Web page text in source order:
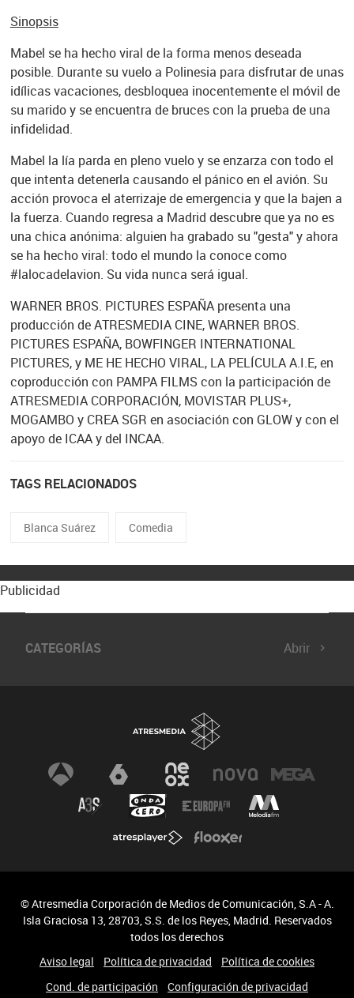
Sinopsis
Mabel se ha hecho viral de la forma menos deseada
posible. Durante su vuelo a Polinesia para disfrutar de unas
idílicas vacaciones, desbloquea inocentemente el móvil de
su marido y se encuentra de bruces con la prueba de una
infidelidad.
Mabel la lía parda en pleno vuelo y se enzarza con todo el
que intenta detenerla causando el pánico en el avión. Su
acción provoca el aterrizaje de emergencia y que la bajen a
la fuerza. Cuando regresa a Madrid descubre que ya no es
una chica anónima: alguien ha grabado su "gesta" y ahora
se ha hecho viral: todo el mundo la conoce como
#lalocadelavion. Su vida nunca será igual.
WARNER BROS. PICTURES ESPAÑA presenta una
producción de ATRESMEDIA CINE, WARNER BROS.
PICTURES ESPAÑA, BOWFINGER INTERNATIONAL
PICTURES, y ME HE HECHO VIRAL, LA PELÍCULA A.I.E, en
coproducción con PAMPA FILMS con la participación de
ATRESMEDIA CORPORACIÓN, MOVISTAR PLUS+,
MOGAMBO y CREA SGR en asociación con GLOW y con el
apoyo de ICAA y del INCAA.
TAGS RELACIONADOS
Blanca Suárez Comedia
Publicidad
CATEGORÍAS Abrir
© Atresmedia Corporación de Medios de Comunicación, S.A - A.
Isla Graciosa 13, 28703, S.S. de los Reyes, Madrid. Reservados
todos los derechos
Aviso legal
Política de privacidad
Política de cookies
Cond. de participación
Configuración de privacidad